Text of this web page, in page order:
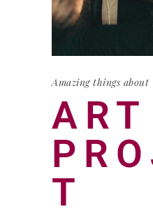
Amazing things about
ART
T